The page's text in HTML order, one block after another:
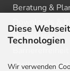
Diese
Technologien
Wir verwenden
Beratung &
Newsletter